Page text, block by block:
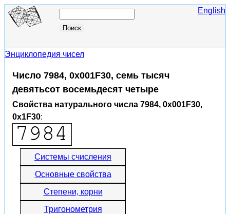
English
Энциклопедия чисел
Число 7984, 0x001F30, семь тысяч
девятьсот восемьдесят четыре
Свойства натурального числа 7984, 0x001F30,
0x1F30:
Системы счисления
Основные свойства
Степени, корни
Тригонометрия